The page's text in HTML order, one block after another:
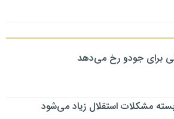
برای جودو رخ می‌دهد
مشکلات استقلال زیاد می‌شود